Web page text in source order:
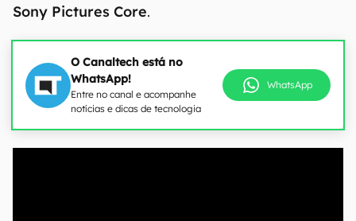
Sony Pictures Core.
O Canaltech está no
WhatsApp!
Entre no canal e acompanhe
notícias e dicas de tecnologia
WhatsApp